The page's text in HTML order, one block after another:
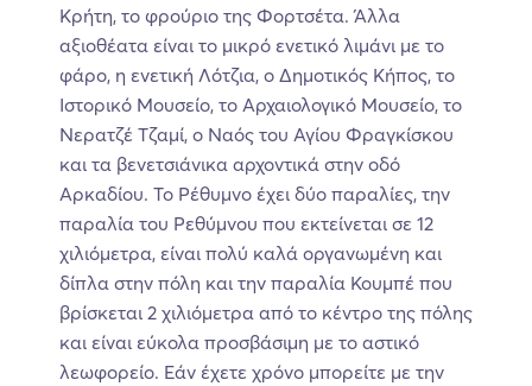
Κρήτη, το φρούριο της Φορτσέτα. Άλλα
αξιοθέατα είναι το μικρό ενετικό λιμάνι με το
φάρο, η ενετική Λότζια, ο Δημοτικός Κήπος, το
Ιστορικό Μουσείο, το Αρχαιολογικό Μουσείο, το
Νερατζέ Τζαμί, ο Ναός του Αγίου Φραγκίσκου
και τα βενετσιάνικα αρχοντικά στην οδό
Αρκαδίου. Το Ρέθυμνο έχει δύο παραλίες, την
παραλία του Ρεθύμνου που εκτείνεται σε 12
χιλιόμετρα, είναι πολύ καλά οργανωμένη και
δίπλα στην πόλη και την παραλία Κουμπέ που
βρίσκεται 2 χιλιόμετρα από το κέντρο της πόλης
και είναι εύκολα προσβάσιμη με το αστικό
λεωφορείο. Εάν έχετε χρόνο μπορείτε με την